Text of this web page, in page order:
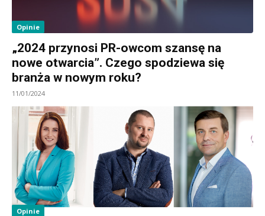
Opinie
„2024 przynosi PR-owcom szansę na
nowe otwarcia”. Czego spodziewa się
branża w nowym roku?
11/01/2024
Opinie